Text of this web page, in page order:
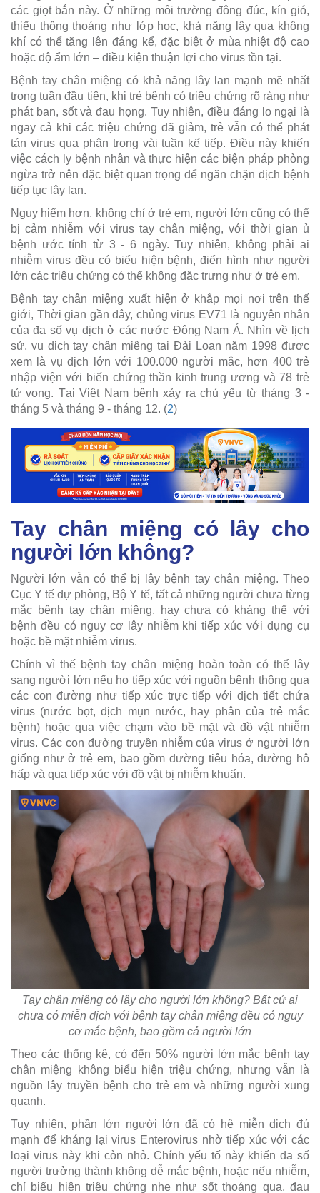
các giọt bắn này. Ở những môi trường đông đúc, kín gió,
thiếu thông thoáng như lớp học, khả năng lây qua không
khí có thể tăng lên đáng kể, đặc biệt ở mùa nhiệt độ cao
hoặc độ ẩm lớn – điều kiện thuận lợi cho virus tồn tại.
Bệnh tay chân miệng có khả năng lây lan mạnh mẽ nhất
trong tuần đầu tiên, khi trẻ bệnh có triệu chứng rõ ràng như
phát ban, sốt và đau họng. Tuy nhiên, điều đáng lo ngại là
ngay cả khi các triệu chứng đã giảm, trẻ vẫn có thể phát
tán virus qua phân trong vài tuần kế tiếp. Điều này khiến
việc cách ly bệnh nhân và thực hiện các biện pháp phòng
ngừa trở nên đặc biệt quan trọng để ngăn chặn dịch bệnh
tiếp tục lây lan.
Nguy hiểm hơn, không chỉ ở trẻ em, người lớn cũng có thể
bị cảm nhiễm với virus tay chân miệng, với thời gian ủ
bệnh ước tính từ 3 - 6 ngày. Tuy nhiên, không phải ai
nhiễm virus đều có biểu hiện bệnh, điển hình như người
lớn các triệu chứng có thể không đặc trưng như ở trẻ em.
Bệnh tay chân miệng xuất hiện ở khắp mọi nơi trên thế
giới, Thời gian gần đây, chủng virus EV71 là nguyên nhân
của đa số vụ dịch ở các nước Đông Nam Á. Nhìn về lịch
sử, vụ dịch tay chân miệng tại Đài Loan năm 1998 được
xem là vụ dịch lớn với 100.000 người mắc, hơn 400 trẻ
nhập viện với biến chứng thần kinh trung ương và 78 trẻ
tử vong. Tại Việt Nam bệnh xảy ra chủ yếu từ tháng 3 -
tháng 5 và tháng 9 - tháng 12. (2)
Tay chân miệng có lây cho
người lớn không?
Người lớn vẫn có thể bị lây bệnh tay chân miệng. Theo
Cục Y tế dự phòng, Bộ Y tế, tất cả những người chưa từng
mắc bệnh tay chân miệng, hay chưa có kháng thể với
bệnh đều có nguy cơ lây nhiễm khi tiếp xúc với dụng cụ
hoặc bề mặt nhiễm virus.
Chính vì thế bệnh tay chân miệng hoàn toàn có thể lây
sang người lớn nếu họ tiếp xúc với nguồn bệnh thông qua
các con đường như tiếp xúc trực tiếp với dịch tiết chứa
virus (nước bọt, dịch mụn nước, hay phân của trẻ mắc
bệnh) hoặc qua việc chạm vào bề mặt và đồ vật nhiễm
virus. Các con đường truyền nhiễm của virus ở người lớn
giống như ở trẻ em, bao gồm đường tiêu hóa, đường hô
hấp và qua tiếp xúc với đồ vật bị nhiễm khuẩn.
Tay chân miệng có lây cho người lớn không? Bất cứ ai
chưa có miễn dịch với bệnh tay chân miệng đều có nguy
cơ mắc bệnh, bao gồm cả người lớn
Theo các thống kê, có đến 50% người lớn mắc bệnh tay
chân miệng không biểu hiện triệu chứng, nhưng vẫn là
nguồn lây truyền bệnh cho trẻ em và những người xung
quanh.
Tuy nhiên, phần lớn người lớn đã có hệ miễn dịch đủ
mạnh để kháng lại virus Enterovirus nhờ tiếp xúc với các
loại virus này khi còn nhỏ. Chính yếu tố này khiến đa số
người trưởng thành không dễ mắc bệnh, hoặc nếu nhiễm,
chỉ biểu hiện triệu chứng nhẹ như sốt thoáng qua, đau